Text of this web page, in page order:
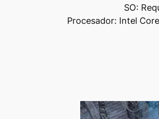
SO:
Procesador: Intel